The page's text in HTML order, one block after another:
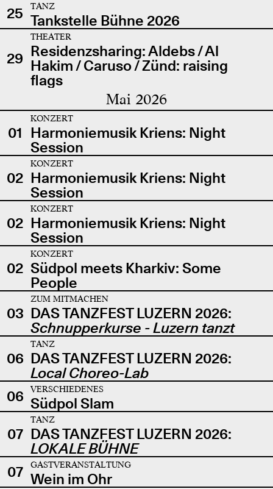
25
TANZ
Tankstelle Bühne 2026
29
THEATER
Residenzsharing: Aldebs / Al
Hakim / Caruso / Zünd: raising
flags
Mai 2026
01
KONZERT
Harmoniemusik Kriens: Night
Session
02
KONZERT
Harmoniemusik Kriens: Night
Session
02
KONZERT
Harmoniemusik Kriens: Night
Session
02
KONZERT
Südpol meets Kharkiv: Some
People
03
ZUM MITMACHEN
DAS TANZFEST LUZERN 2026:
Schnupperkurse - Luzern tanzt
06
TANZ
DAS TANZFEST LUZERN 2026:
Local Choreo-Lab
06
VERSCHIEDENES
Südpol Slam
07
TANZ
DAS TANZFEST LUZERN 2026:
LOKALE BÜHNE
07
GASTVERANSTALTUNG
Wein im Ohr